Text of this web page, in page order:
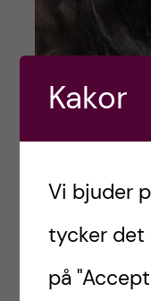
Just nu är jag
hörselvård,
lärorikt. Att få
kunskaper i
Kakor
Vi bjuder
tycker det
på